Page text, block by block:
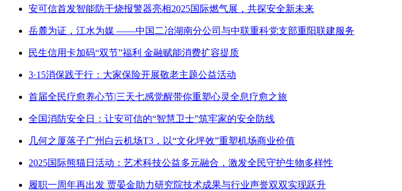
安可信首发智能防干烧报警器亮相2025国际燃气展，共探安全新未来
岳麓为证，江水为媒 ——中国二冶湖南分公司与中联重科党支部重阳联建服务
民生信用卡加码“双节”福利 金融赋能消费扩容提质
3·15消保践于行：大家保险开展敬老主题公益活动
首届全民疗愈养心节|三天七感觉醒带你重塑心灵全息疗愈之旅
全国消防安全日：让安可信的“智慧卫士”筑牢家的安全防线
几何之厦落子广州白云机场T3，以“文化坪效”重塑机场商业价值
2025国际熊猫日活动：艺术科技公益多元融合，激发全民守护生物多样性
履职一周年再出发 贾晏金助力研究院技术成果与行业声誉双双实现跃升